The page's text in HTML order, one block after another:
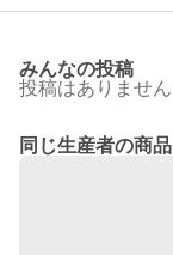
みんなの投稿
投稿はありません
同じ生産者の商品